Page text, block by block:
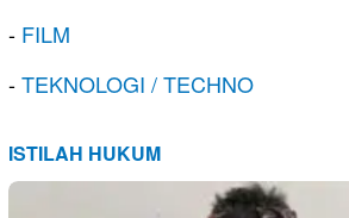
- FILM
-TEKNOLOGI / TECHNO
ISTILAH HUKUM